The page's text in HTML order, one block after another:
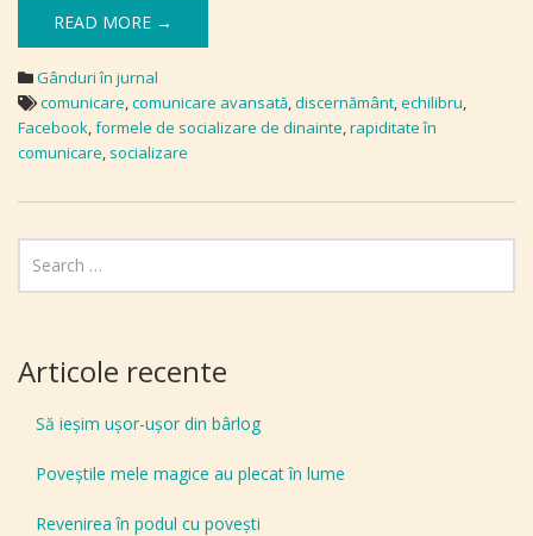
READ MORE →
Gânduri în jurnal
comunicare,comunicare avansată,discernământ,echilibru,
Facebook,formele de socializare de dinainte,rapiditate în
comunicare, socializare
Articole recente
Să ieșim ușor-ușor din bârlog
Poveștile mele magice au plecat în lume
Revenirea în podul cu povești